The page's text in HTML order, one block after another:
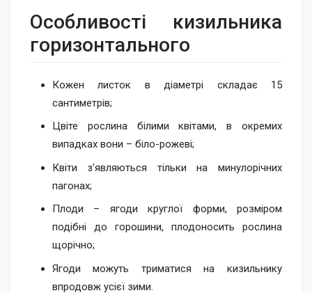
Особливості кизильника
гор​изонтального
Кожен листок в діаметрі складає 15
сантиметрів;
Цвіте рослина білими квітами, в окремих
випадках вони – біло-рожеві;
Квіти з’являються тільки на минулорічних
пагонах;
Плоди – ягоди круглої форми, розміром
подібні до горошини, плодоносить рослина
щорічно;
Ягоди можуть триматися на кизильнику
впродовж усієї зими.